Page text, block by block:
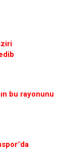
bu rayonunu